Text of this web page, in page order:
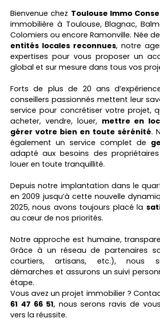
Bienvenue chez Toulouse Immo
immobilière à Toulouse, Blagnac,
Colomiers ou encore Ramonville. Née de
entités locales reconnues, notre
expertises pour vous proposer un
global et sur mesure dans tous vos
Forts de plus de 20 ans
conseillers passionnés mettent leur
service pour concrétiser votre projet,
acheter, vendre, louer, mettre en
gérer votre bien en toute sérénité.
également un service complet de
adapté aux besoins des
louer en toute tranquillité.
Depuis notre implantation dans le
en 2009 jusqu’à cette nouvelle
2025, nous avons toujours placé la
au cœur de nos priorités.
Notre approche est humaine,
Grâce à un réseau de partenaires
courtiers, artisans, etc.), nous
démarches et assurons un suivi
étape.
Vous avez un projet immobilier ?
61 47 66 51, nous serons ravis de
vers la réussite.